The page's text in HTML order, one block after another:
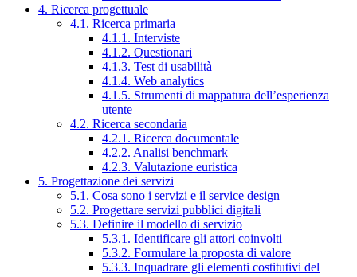
4. Ricerca progettuale
4.1. Ricerca primaria
4.1.1. Interviste
4.1.2. Questionari
4.1.3. Test di usabilità
4.1.4. Web analytics
4.1.5. Strumenti di mappatura dell’esperienza
utente
4.2. Ricerca secondaria
4.2.1. Ricerca documentale
4.2.2. Analisi benchmark
4.2.3. Valutazione euristica
5. Progettazione dei servizi
5.1. Cosa sono i servizi e il service design
5.2. Progettare servizi pubblici digitali
5.3. Definire il modello di servizio
5.3.1. Identificare gli attori coinvolti
5.3.2. Formulare la proposta di valore
5.3.3. Inquadrare gli elementi costitutivi del